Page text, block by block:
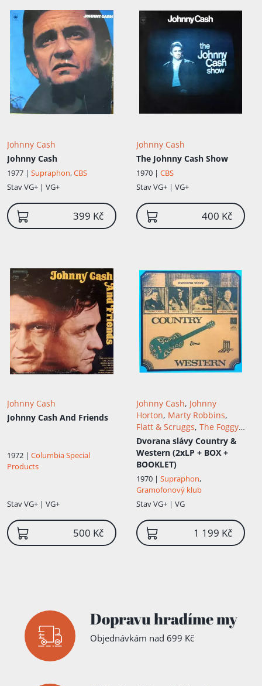
Johnny Cash
Johnny Cash
1977 | Supraphon,CBS
StavVG+ | VG+
399 Kč
Johnny Cash
The Johnny Cash Show
1970 | CBS
StavVG+ | VG+
400 Kč
Johnny Cash
Johnny Cash And Friends
1972 | Columbia Special
Products
StavVG+ | VG+
500 Kč
Johnny Cash, Johnny
Horton, Marty Robbins,
Flatt & Scruggs, The Foggy
Mountain Boys
Dvorana slávy Country &
Western (2xLP + BOX +
BOOKLET)
1970 | Supraphon,
Gramofonový klub
StavVG+ | VG
1 199 Kč
Dopravu hradíme my
Objednávkám nad 699 Kč